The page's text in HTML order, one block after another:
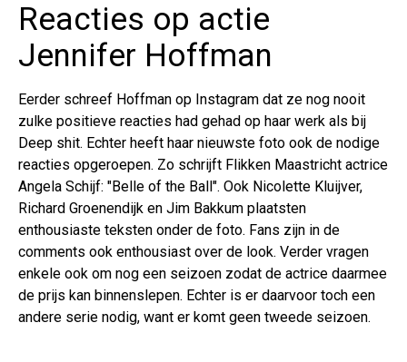
Reacties op actie
Jennifer Hoffman
Eerder schreef Hoffman op Instagram dat ze nog nooit
zulke positieve reacties had gehad op haar werk als bij
Deep shit. Echter heeft haar nieuwste foto ook de nodige
reacties opgeroepen. Zo schrijft Flikken Maastricht actrice
Angela Schijf: "Belle of the Ball". Ook Nicolette Kluijver,
Richard Groenendijk en Jim Bakkum plaatsten
enthousiaste teksten onder de foto. Fans zijn in de
comments ook enthousiast over de look. Verder vragen
enkele ook om nog een seizoen zodat de actrice daarmee
de prijs kan binnenslepen. Echter is er daarvoor toch een
andere serie nodig, want er komt geen tweede seizoen.